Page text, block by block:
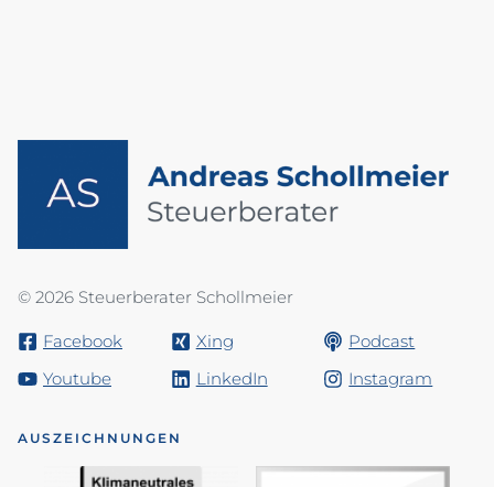
© 2026 Steuerberater Schollmeier
Facebook Xing
Podcast
Youtube
LinkedIn Instagram
AUSZEICHNUNGEN